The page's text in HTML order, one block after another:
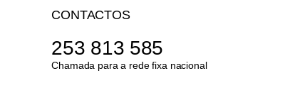
CONTACTOS
253 813 585
Chamada para a rede fixa nacional